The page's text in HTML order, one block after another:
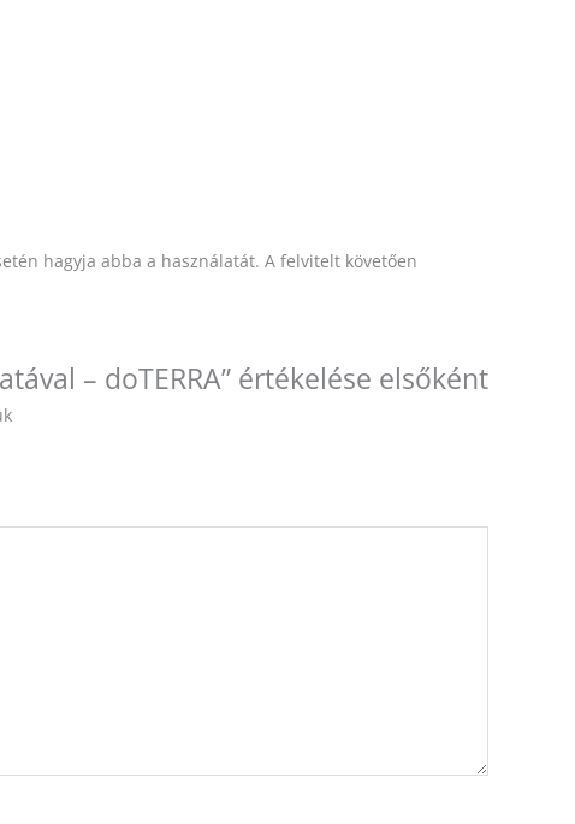
hagyja abba a használatát. A felvitelt követően
– doTERRA” értékelése elsőként